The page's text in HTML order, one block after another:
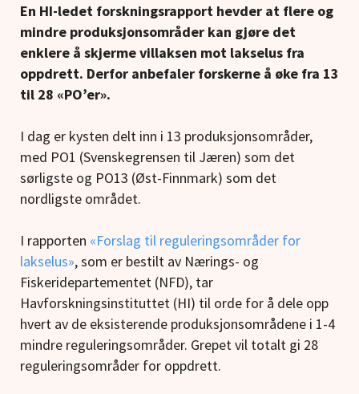
En HI-ledet forskningsrapport hevder at flere og
mindre produksjonsområder kan gjøre det
enklere å skjerme villaksen mot lakselus fra
oppdrett. Derfor anbefaler forskerne å øke fra 13
til 28 «PO’er».
I dag er kysten delt inn i 13 produksjonsområder,
med PO1 (Svenskegrensen til Jæren) som det
sørligste og PO13 (Øst-Finnmark) som det
nordligste området.
I rapporten «Forslag til reguleringsområder for
lakselus», som er bestilt av Nærings- og
Fiskeridepartementet (NFD), tar
Havforskningsinstituttet (HI) til orde for å dele opp
hvert av de eksisterende produksjonsområdene i 1-4
mindre reguleringsområder. Grepet vil totalt gi 28
reguleringsområder for oppdrett.